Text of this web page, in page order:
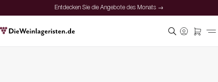
Entdecken Sie die Angebote des Monats →